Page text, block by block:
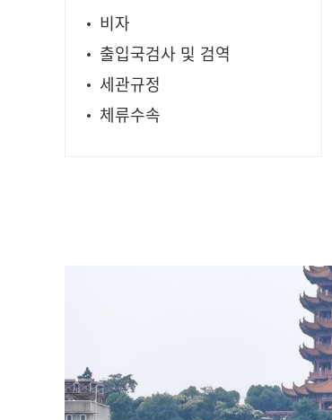
비자
출입국검사 및 검역
세관규정
체류수속